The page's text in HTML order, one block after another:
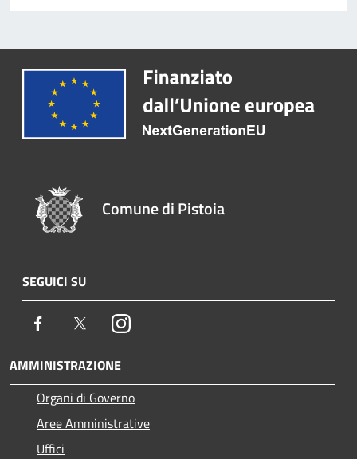
Comune di Pistoia
SEGUICI SU
Facebook TwitterInstagram
AMMINISTRAZIONE
Organi di Governo
Aree Amministrative
Uffici